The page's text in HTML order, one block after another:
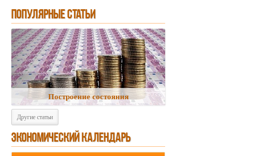
ПОПУЛЯРНЫЕ СТАТЬИ
Построение состояния
Другие статьи
ЭКОНОМИЧЕСКИЙ КАЛЕНДАРЬ